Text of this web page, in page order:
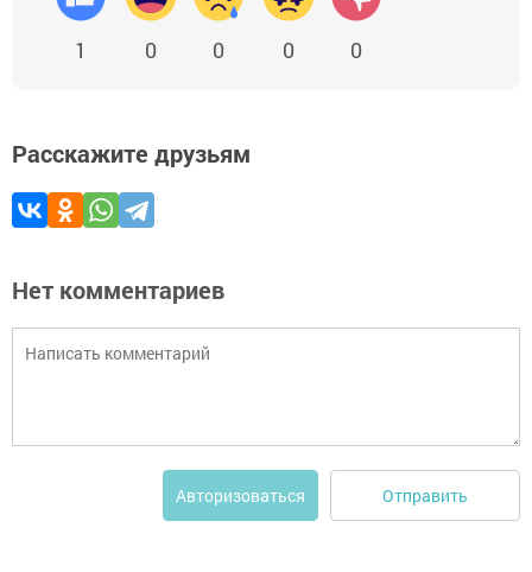
1 0 0 0 0
Расскажите друзьям
Нет комментариев
Авторизоваться Отправить